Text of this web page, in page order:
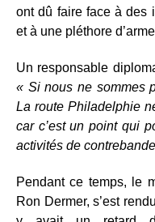
ont dû faire face à des
et à une pléthore
Un responsable
« Si nous ne sommes
La route Philadelphie
car c’est un point qui
activités de
Pendant ce temps, le
Ron Dermer, s’est